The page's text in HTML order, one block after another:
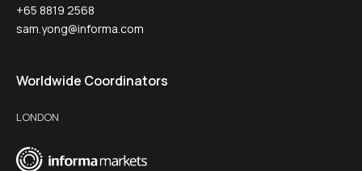
+65 8819 2568
sam.yong@informa.com
Worldwide Coordinators
LONDON